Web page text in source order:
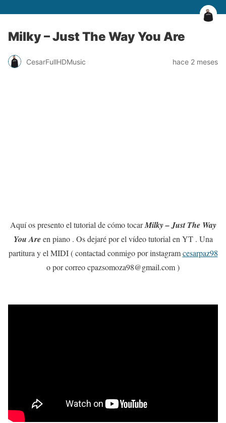
Milky – Just The Way You Are
CesarFullHDMusic hace 2 meses
Aquí os presento el tutorial de cómo tocarMilky – Just The Way
You Areen piano . Os dejaré por el vídeo tutorial en YT . Una
partitura y el MIDI ( contactad conmigo por instagramcesarpaz98
o por correo cpazsomoza98@gmail.com )